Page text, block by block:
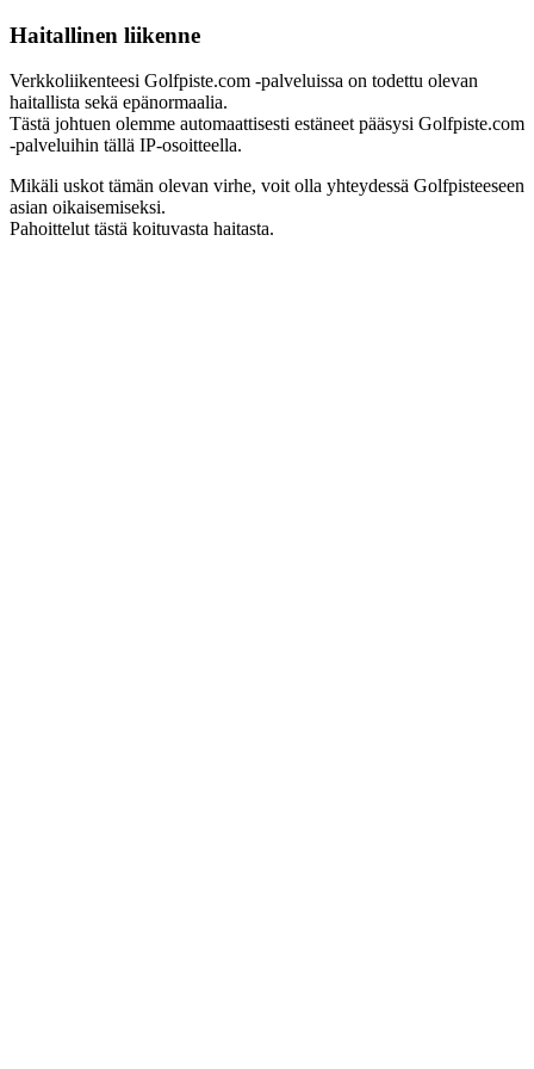
Haitallinen liikenne
Verkkoliikenteesi Golfpiste.com -palveluissa on todettu olevan
haitallista sekä epänormaalia.
Tästä johtuen olemme automaattisesti estäneet pääsysi Golfpiste.com
-palveluihin tällä IP-osoitteella.
Mikäli uskot tämän olevan virhe, voit olla yhteydessä Golfpisteeseen
asian oikaisemiseksi.
Pahoittelut tästä koituvasta haitasta.